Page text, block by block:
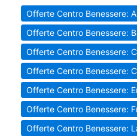
Offerte Centro Benessere:
Offerte Centro Benessere:
Offerte Centro Benessere:
Offerte Centro Benessere:
Offerte Centro Benessere:
Offerte Centro Benessere:
Offerte Centro Benessere: